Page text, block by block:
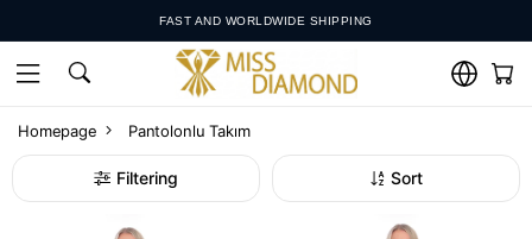
SHOP ONLINE, EXCHANGE IN STORE
SHOP NOW, PAY IN UP TO 12 MONTHLY INSTALLMENTS
WHATSAPP SUPPORT: +𝟵𝟬 𝟱𝟱𝟮 𝟴𝟱𝟬 𝟰𝟬𝟬𝟬
Homepage Pantolonlu Takım
Filtering Sort